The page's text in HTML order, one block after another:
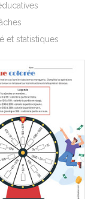
et statistiques